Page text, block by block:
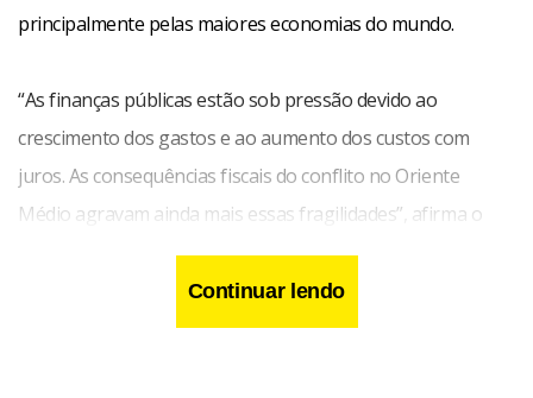
principalmente pelas maiores economias do mundo.
“As finanças públicas estão sob pressão devido ao
crescimento dos gastos e ao aumento dos custos com
juros. As consequências fiscais do conflito no Oriente
Médio agravam ainda mais essas fragilidades”, afirma o
fundo, que classifica como “urgente” um ajuste fiscal “crível
e bem planejado” em todos os países.
Continuar lendo